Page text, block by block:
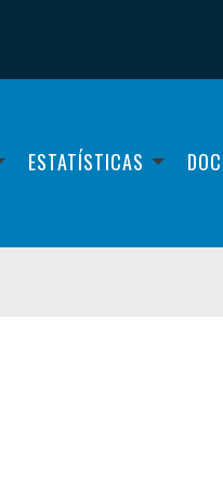
ESTATÍSTICAS